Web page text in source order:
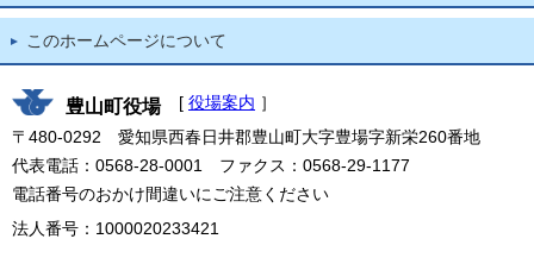
このホームページについて
豊山町役場 [ 役場案内 ］
〒480-0292 愛知県西春日井郡豊山町大字豊場字新栄260番地
代表電話：0568-28-0001 ファクス：0568-29-1177
電話番号のおかけ間違いにご注意ください
法人番号：1000020233421